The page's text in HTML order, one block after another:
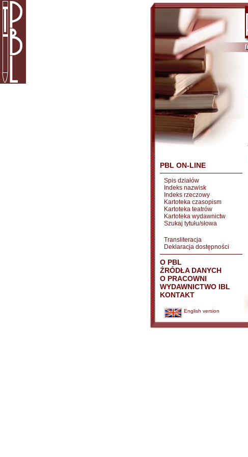
PBL ON-LINE
Spis działów
Indeks nazwisk
Indeks rzeczowy
Kartoteka czasopism
Kartoteka teatrów
Kartoteka wydawnictw
Szukaj tytułu/słowa
Transliteracja
Deklaracja dostępności
O PBL
ŹRÓDŁA DANYCH
O PRACOWNI
WYDAWNICTWO IBL
KONTAKT
English version